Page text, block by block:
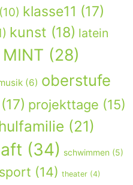
(10) klasse11 (17)
kunst (18) latein
MINT (28)
(6) oberstufe
(17) projekttage (15)
(21)
(34) schwimmen (5)
sport (14) theater (4)